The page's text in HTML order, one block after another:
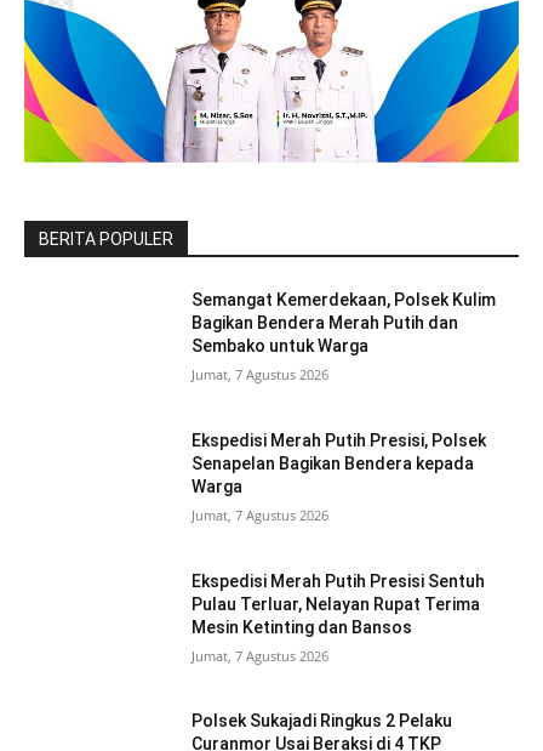
BERITA POPULER
Semangat Kemerdekaan, Polsek Kulim
Bagikan Bendera Merah Putih dan
Sembako untuk Warga
Jumat, 7 Agustus 2026
Ekspedisi Merah Putih Presisi, Polsek
Senapelan Bagikan Bendera kepada
Warga
Jumat, 7 Agustus 2026
Ekspedisi Merah Putih Presisi Sentuh
Pulau Terluar, Nelayan Rupat Terima
Mesin Ketinting dan Bansos
Jumat, 7 Agustus 2026
Polsek Sukajadi Ringkus 2 Pelaku
Curanmor Usai Beraksi di 4 TKP